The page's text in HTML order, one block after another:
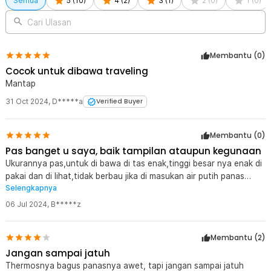
Cari Ulasan
Membantu (0)
Cocok untuk dibawa traveling
Mantap
31 Oct 2024, D*****a Verified Buyer
Membantu (0)
Pas banget u saya, baik tampilan ataupun kegunaan
Ukurannya pas,untuk di bawa di tas enak,tinggi besar nya enak di
pakai dan di lihat,tidak berbau jika di masukan air putih panas
??????
Selengkapnya
06 Jul 2024, B*****z
Membantu (2)
Jangan sampai jatuh
Thermosnya bagus panasnya awet, tapi jangan sampai jatuh